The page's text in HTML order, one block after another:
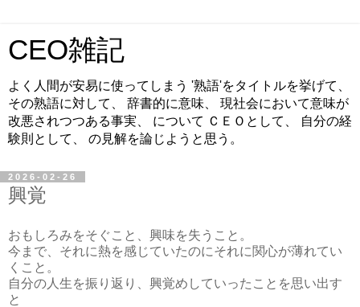
CEO雑記
よく人間が安易に使ってしまう '熟語'をタイトルを挙げて、
その熟語に対して、 辞書的に意味、 現社会において意味が
改悪されつつある事実、 について ＣＥＯとして、 自分の経
験則として、 の見解を論じようと思う。
2026-02-26
興覚
おもしろみをそぐこと、興味を失うこと。
今まで、それに熱を感じていたのにそれに関心が薄れてい
くこと。
自分の人生を振り返り、興覚めしていったことを思い出す
と